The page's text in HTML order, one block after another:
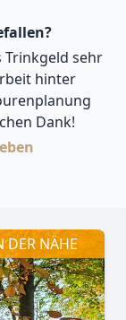
Trinkgeld sehr
hinter
Dank!
DER NÄHE